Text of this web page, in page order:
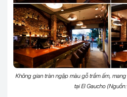
Không gian tràn ngập màu gỗ trầm ấm,
tại El Gaucho